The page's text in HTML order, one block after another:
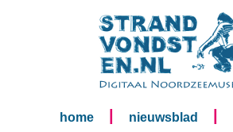
home nieuwsblad